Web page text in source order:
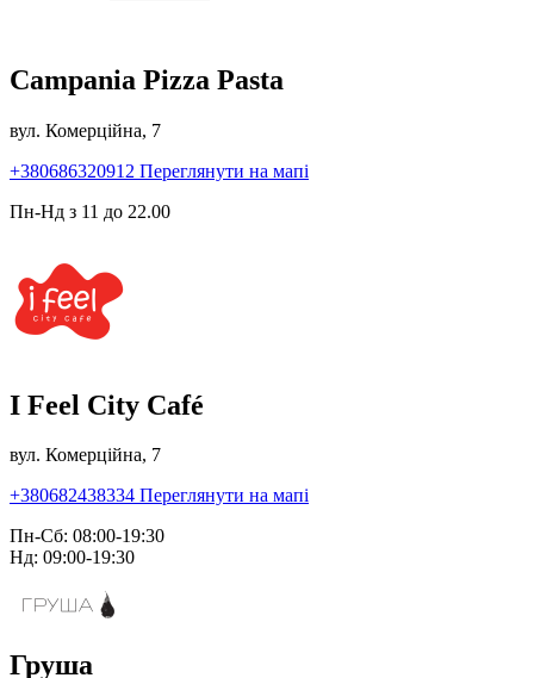
Campania Pizza Pasta
вул. Комерційна, 7
+380686320912 Переглянути на мапі
Пн-Нд з 11 до 22.00
I Feel City Café
вул. Комерційна, 7
+380682438334 Переглянути на мапі
Пн-Сб: 08:00-19:30
Нд: 09:00-19:30
Груша